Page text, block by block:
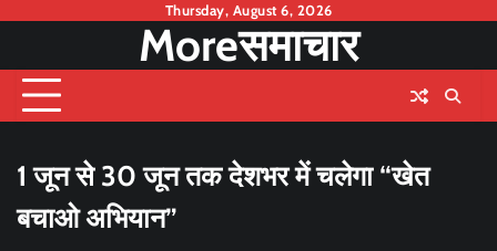
content
Thursday, August 6, 2026
Moreसमाचार
1 जून से 30 जून तक देशभर में चलेगा “खेत
बचाओ अभियान”